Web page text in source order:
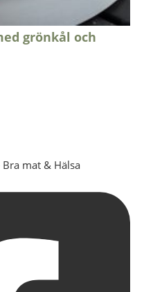
grönkål och